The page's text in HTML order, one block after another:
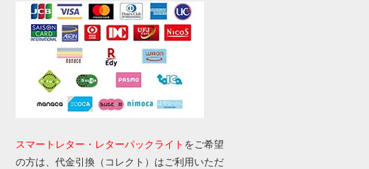
スマートレター・レターパックライト をご希望
の方は、代金引換（コレクト）はご利用いただ